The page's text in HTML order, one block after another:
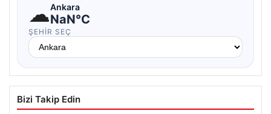
☁Ankara
NaN°C
ŞEHIR SEÇ
Bizi Takip Edin